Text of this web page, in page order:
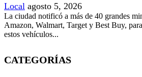
Local agosto 5, 2026
La ciudad notificó a más de 40 grandes
Amazon, Walmart, Target y Best Buy,
estos vehículos...
CATEGORÍAS